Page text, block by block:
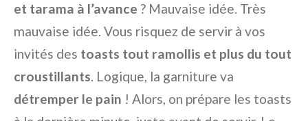
et tarama à l’avance ? Mauvaise idée. Très
mauvaise idée. Vous risquez de servir à vos
invités des toasts tout ramollis et plus du tout
croustillants. Logique, la garniture va
détremper le pain ! Alors, on prépare les toasts